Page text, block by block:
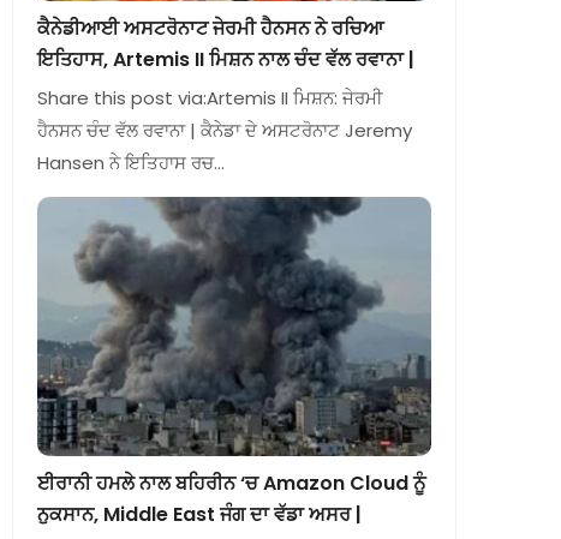
ਕੈਨੇਡੀਆਈ ਅਸਟਰੋਨਾਟ ਜੇਰਮੀ ਹੈਨਸਨ ਨੇ ਰਚਿਆ
ਇਤਿਹਾਸ, Artemis II ਮਿਸ਼ਨ ਨਾਲ ਚੰਦ ਵੱਲ ਰਵਾਨਾ |
Share this post via:Artemis II ਮਿਸ਼ਨ: ਜੇਰਮੀ
ਹੈਨਸਨ ਚੰਦ ਵੱਲ ਰਵਾਨਾ | ਕੈਨੇਡਾ ਦੇ ਅਸਟਰੋਨਾਟ Jeremy
Hansen ਨੇ ਇਤਿਹਾਸ ਰਚ…
ਈਰਾਨੀ ਹਮਲੇ ਨਾਲ ਬਹਿਰੀਨ ‘ਚ Amazon Cloud ਨੂੰ
ਨੁਕਸਾਨ, Middle East ਜੰਗ ਦਾ ਵੱਡਾ ਅਸਰ |